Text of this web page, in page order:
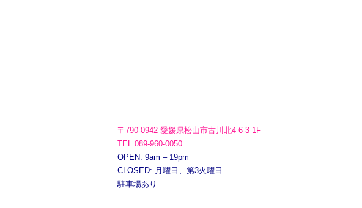
〒790-0942 愛媛県松山市古川北4-6-3 1F
TEL.089-960-0050
OPEN: 9am – 19pm
CLOSED: 月曜日、第3火曜日
駐車場あり